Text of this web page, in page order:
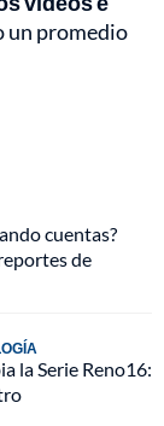
un promedio
cuentas?
de
la Serie Reno16: